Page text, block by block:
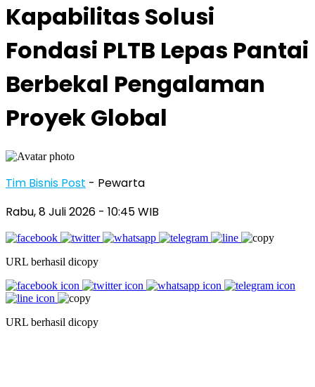
Kapabilitas Solusi
Fondasi PLTB Lepas Pantai
Berbekal Pengalaman
Proyek Global
Tim Bisnis Post - Pewarta
Rabu, 8 Juli 2026 - 10:45 WIB
URL berhasil dicopy
URL berhasil dicopy